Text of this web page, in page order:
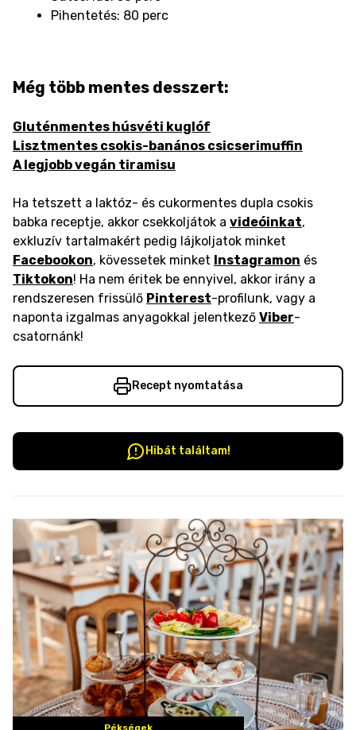
Pihentetés: 80 perc
Még több mentes desszert:
Gluténmentes húsvéti kuglóf
Lisztmentes csokis-banános csicserimuffin
A legjobb vegán tiramisu
Ha tetszett a laktóz- és cukormentes dupla csokis
babka receptje, akkor csekkoljátok a videóinkat,
exkluzív tartalmakért pedig lájkoljatok minket
Facebookon, kövessetek minket Instagramon és
Tiktokon! Ha nem éritek be ennyivel, akkor irány a
rendszeresen frissülő Pinterest-profilunk, vagy a
naponta izgalmas anyagokkal jelentkező Viber-
csatornánk!
Recept nyomtatása
Hibát találtam!